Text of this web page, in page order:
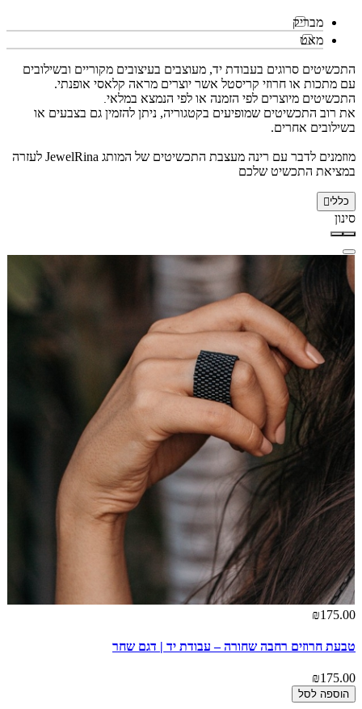
מבריק
מאט
התכשיטים סרוגים בעבודת יד, מעוצבים בעיצובים מקוריים ובשילובים
עם מתכות או חרוזי קריסטל אשר יוצרים מראה קלאסי אופנתי.
התכשיטים מיוצרים לפי הזמנה או לפי הנמצא במלאי
את רוב התכשיטים שמופיעים בקטגוריה, ניתן להזמין גם בצבעים או
בשילובים אחרים.
מוזמנים לדבר עם רינה מעצבת התכשיטים של המותג JewelRina לעזרה
במציאת התכשיט שלכם
כללי
סינון
₪175.00
טבעת חרוזים רחבה שחורה – עבודת יד | דגם שחר
₪175.00
הוספה לסל